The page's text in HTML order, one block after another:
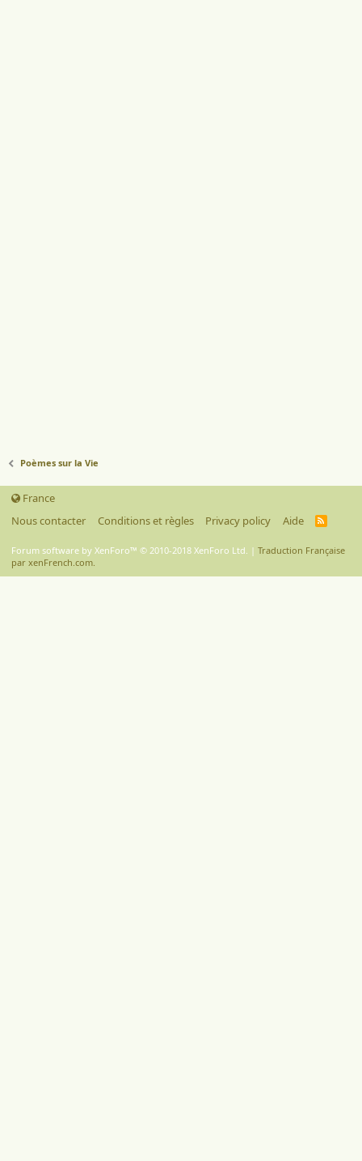
Poèmes sur la Vie
France
Nous contacter
Conditions et règles Privacy policy Aide
R
Forum software by XenForo™ © 2010-2018 XenForo Ltd. | Traduction Française
par xenFrench.com.